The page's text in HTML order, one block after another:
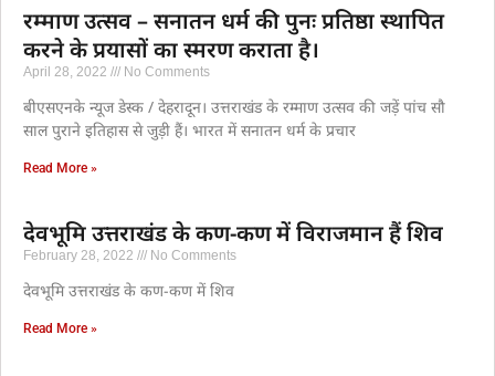
रम्माण उत्सव – सनातन धर्म की पुनः प्रतिष्ठा स्थापित
करने के प्रयासों का स्मरण कराता है।
April 28, 2022 No Comments
बीएसएनके न्यूज डेस्क / देहरादून। उत्तराखंड के रम्माण उत्सव की जड़ें पांच सौ
साल पुराने इतिहास से जुड़ी हैं। भारत में सनातन धर्म के प्रचार
Read More »
देवभूमि उत्तराखंड के कण-कण में विराजमान हैं शिव
February 28, 2022 No Comments
देवभूमि उत्तराखंड के कण-कण में शिव
Read More »